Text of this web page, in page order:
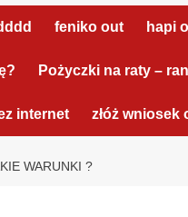
feniko out hapi
Pożyczki na raty –
internet złóż wniosek
WARUNKI ?